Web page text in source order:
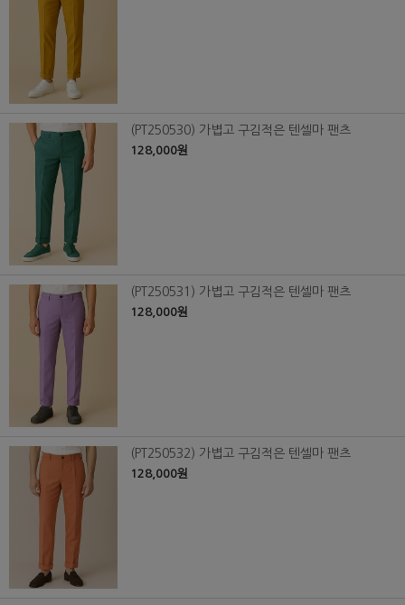
(PT250530) 가볍고 구김적은 텐셀마 팬츠
128,000원
(PT250531) 가볍고 구김적은 텐셀마 팬츠
128,000원
(PT250532) 가볍고 구김적은 텐셀마 팬츠
128,000원